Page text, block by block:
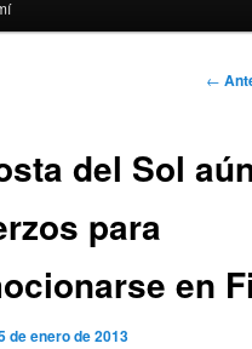
←
del Sol
para
en
de enero de 2013